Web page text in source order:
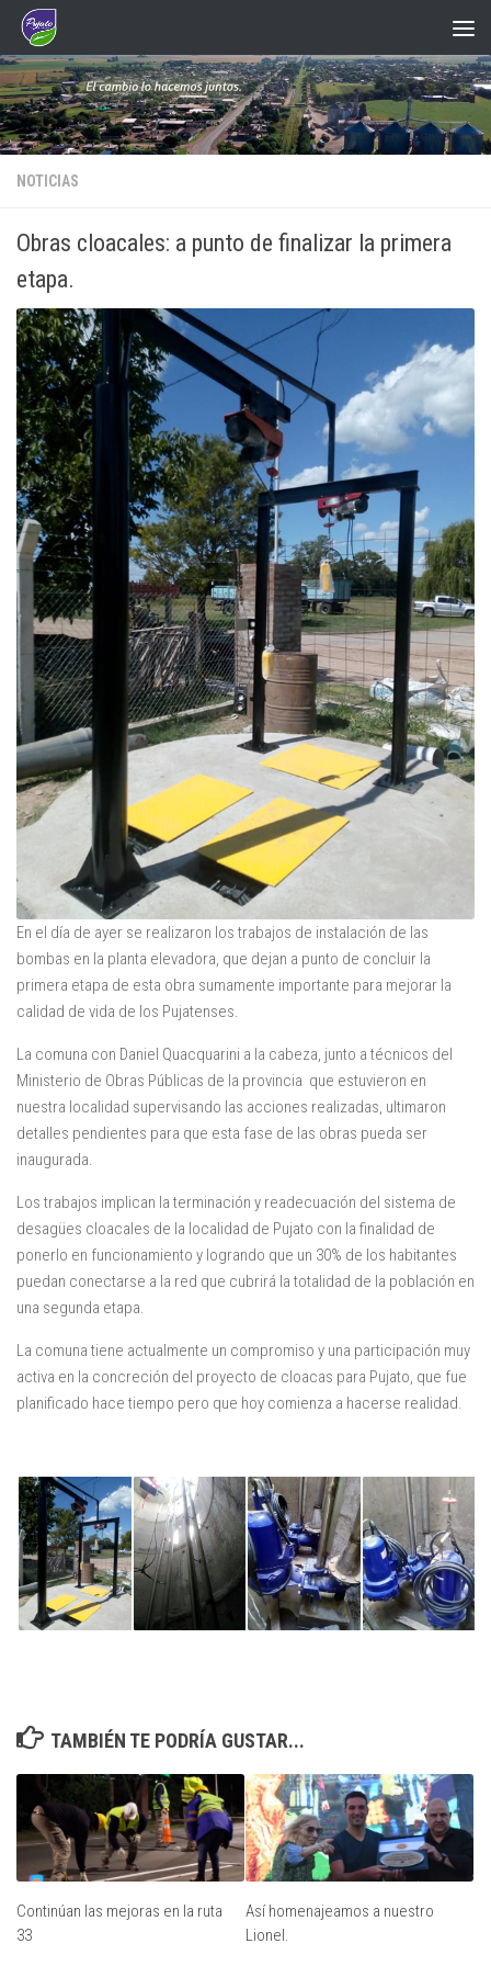
Saltar al contenido
NOTICIAS
Obras cloacales: a punto de finalizar la primera
etapa.
En el día de ayer se realizaron los trabajos de instalación de las
bombas en la planta elevadora, que dejan a punto de concluir la
primera etapa de esta obra sumamente importante para mejorar la
calidad de vida de los Pujatenses.
La comuna con Daniel Quacquarini a la cabeza, junto a técnicos del
Ministerio de Obras Públicas de la provincia que estuvieron en
nuestra localidad supervisando las acciones realizadas, ultimaron
detalles pendientes para que esta fase de las obras pueda ser
inaugurada.
Los trabajos implican la terminación y readecuación del sistema de
desagües cloacales de la localidad de Pujato con la finalidad de
ponerlo en funcionamiento y logrando que un 30% de los habitantes
puedan conectarse a la red que cubrirá la totalidad de la población en
una segunda etapa.
La comuna tiene actualmente un compromiso y una participación muy
activa en la concreción del proyecto de cloacas para Pujato, que fue
planificado hace tiempo pero que hoy comienza a hacerse realidad.
TAMBIÉN TE PODRÍA GUSTAR...
Continúan las mejoras en la ruta
33
Así homenajeamos a nuestro
Lionel.